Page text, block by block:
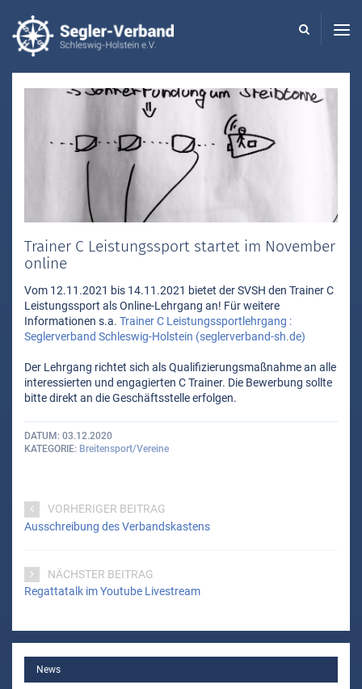
Trainer C Leistungssport startet im November
online
Vom 12.11.2021 bis 14.11.2021 bietet der SVSH den Trainer C
Leistungssport als Online-Lehrgang an! Für weitere
Informationen s.a. Trainer C Leistungssportlehrgang :
Seglerverband Schleswig-Holstein (seglerverband-sh.de)
Der Lehrgang richtet sich als Qualifizierungsmaßnahme an alle
interessierten und engagierten C Trainer. Die Bewerbung sollte
bitte direkt an die Geschäftsstelle erfolgen.
DATUM 03.12.2020
KATEGORIE Breitensport/Vereine
VORHERIGER BEITRAG
Ausschreibung des Verbandskastens
NÄCHSTER BEITRAG
Regattatalk im Youtube Livestream
MAINNews